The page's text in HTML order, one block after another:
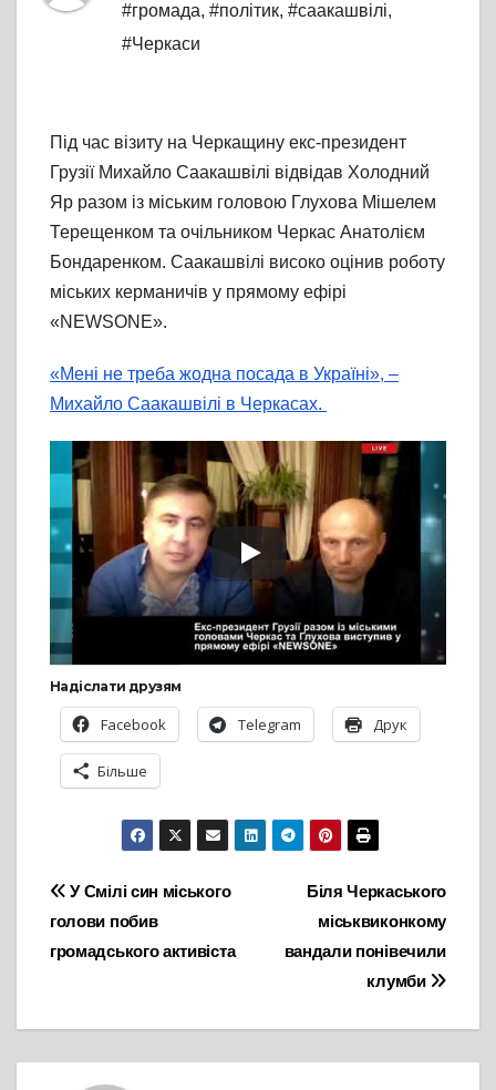
#громада, #політик, #саакашвілі,
#Черкаси
Під час візиту на Черкащину екс-президент
Грузії Михайло Саакашвілі відвідав Холодний
Яр разом із міським головою Глухова Мішелем
Терещенком та очільником Черкас Анатолієм
Бондаренком. Саакашвілі високо оцінив роботу
міських керманичів у прямому ефірі
«NEWSONE».
«Мені не треба жодна посада в Україні», –
Михайло Саакашвілі в Черкасах.
Надіслати друзям
Facebook Telegram Друк
Більше
Навігація
записів
Біля Черкаського
міськвиконкому
вандали понівечили
клумби
У Смілі син міського
голови побив
громадського активіста